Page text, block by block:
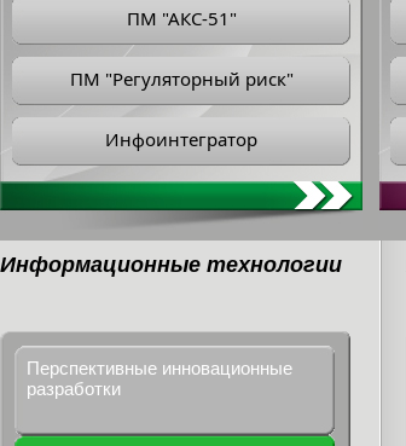
ПМ "АКС-51"
ПМ "Регуляторный риск"
Инфоинтегратор
Информационные технологии
Перспективные инновационные
разработки